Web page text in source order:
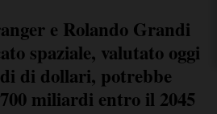
e Rolando Grandi
spaziale, valutato oggi
di dollari, potrebbe
miliardi entro il 2045